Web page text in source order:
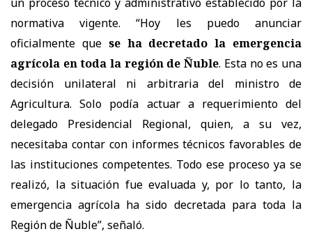
normativa vigente. “Hoy les puedo anunciar
oficialmente que se ha decretado la emergencia
agrícola en toda la región de Ñuble. Esta no es una
decisión unilateral ni arbitraria del ministro de
Agricultura. Solo podía actuar a requerimiento del
delegado Presidencial Regional, quien, a su vez,
necesitaba contar con informes técnicos favorables de
las instituciones competentes. Todo ese proceso ya se
realizó, la situación fue evaluada y, por lo tanto, la
emergencia agrícola ha sido decretada para toda la
Región de Ñuble”, señaló.